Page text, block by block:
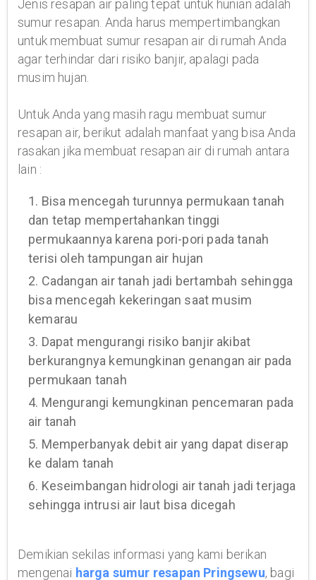
Jenis resapan air paling tepat untuk hunian adalah
sumur resapan. Anda harus mempertimbangkan
untuk membuat sumur resapan air di rumah Anda
agar terhindar dari risiko banjir, apalagi pada
musim hujan.
Untuk Anda yang masih ragu membuat sumur
resapan air, berikut adalah manfaat yang bisa Anda
rasakan jika membuat resapan air di rumah antara
lain :
1. Bisa mencegah turunnya permukaan tanah
dan tetap mempertahankan tinggi
permukaannya karena pori-pori pada tanah
terisi oleh tampungan air hujan
2. Cadangan air tanah jadi bertambah sehingga
bisa mencegah kekeringan saat musim
kemarau
3. Dapat mengurangi risiko banjir akibat
berkurangnya kemungkinan genangan air pada
permukaan tanah
4. Mengurangi kemungkinan pencemaran pada
air tanah
5. Memperbanyak debit air yang dapat diserap
ke dalam tanah
6. Keseimbangan hidrologi air tanah jadi terjaga
sehingga intrusi air laut bisa dicegah
Demikian sekilas informasi yang kami berikan
mengenai harga sumur resapan Pringsewu, bagi